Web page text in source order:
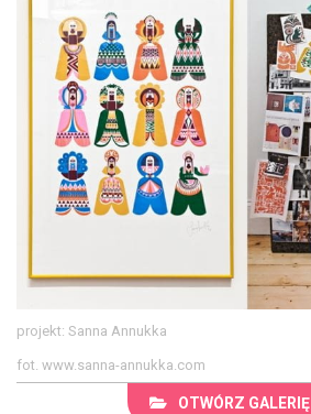
projekt: Sanna Annukka
fot. www.sanna-annukka.com
OTWÓRZ GALERIĘ